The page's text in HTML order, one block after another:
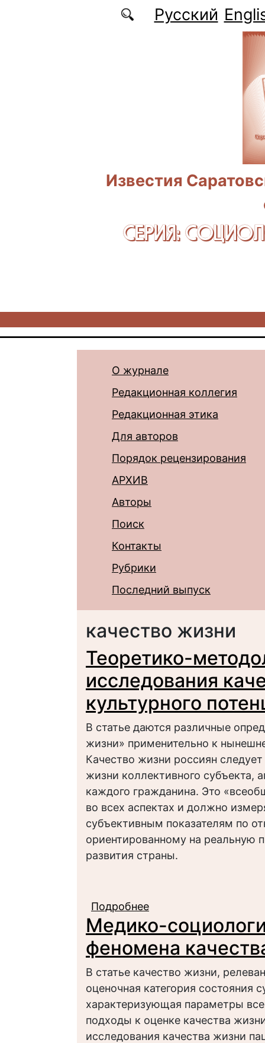
Перейти к основному содержаниюРусский
Известия
СЕРИЯ:
О журнале
Редакционная коллегия
Редакционная этика
Для авторов
Порядок рецензирования
АРХИВ
Авторы
Поиск
Контакты
Рубрики
Последний выпуск
качество жизни
Теоретико-
исследования
культурного
В статье даются различные
жизни» применительно к
Качество жизни россиян
жизни коллективного субъекта,
каждого гражданина. Это
во всех аспектах и должно
субъективным показателям по
ориентированному на реальную
развития страны.
Подробнее
качества жизни и
Медико-
феномена
В статье качество жизни,
оценочная категория состояния
характеризующая параметры
подходы к оценке качества
исследования качества жизни